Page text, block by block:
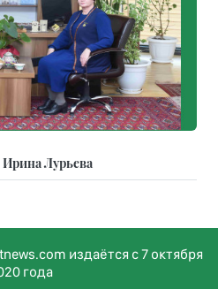
Лурьева
издаётся с 7 октября
года